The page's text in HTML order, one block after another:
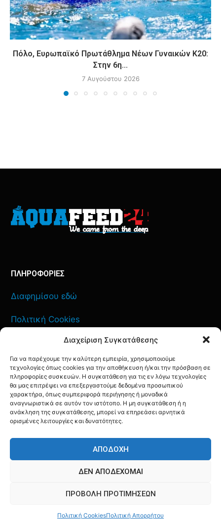
Διαχείριση Συγκατάθεσης
Για να παρέχουμε την καλύτερη εμπειρία, χρησιμοποιούμε
τεχνολογίες όπως cookies για την αποθήκευση ή/και την πρόσβαση σε
πληροφορίες συσκευών. Η συγκατάθεση για τις εν λόγω τεχνολογίες
θα μας επιτρέψει να επεξεργαστούμε δεδομένα προσωπικού
χαρακτήρα, όπως συμπεριφορά περιήγησης ή μοναδικά
αναγνωριστικά σε αυτόν τον ιστότοπο. Η μη συγκατάθεση ή η
ανάκληση της συγκατάθεσης, μπορεί να επηρεάσει αρνητικά
ορισμένες λειτουργίες και δυνατότητες.
ΑΠΟΔΟΧΉ
ΔΕΝ ΑΠΟΔΈΧΟΜΑΙ
ΠΡΟΒΟΛΉ ΠΡΟΤΙΜΉΣΕΩΝ
Πολιτική CookiesΠολιτική Απορρήτου
Πόλο, Ευρωπαϊκό Πρωτάθλημα Νέων Γυναικών Κ20:
Στην 6η...
7 Αυγούστου 2026
ΠΛΗΡΟΦΟΡΙΕΣ
Διαφημίσου εδώ
Πολιτική Cookies
Πολιτική Απορρήτου
ΕΠΙΚΟΙΝΩΝΙΑ
YOUTUBE